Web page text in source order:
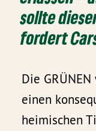
sollte
fordert
Die
einen
heimischen